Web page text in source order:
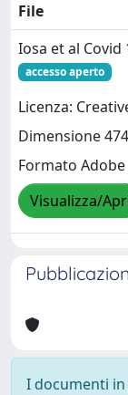
File
Iosa et al Covid
accesso aperto
Licenza:
Dimensione
Formato Adobe
Visualizza/
I documenti